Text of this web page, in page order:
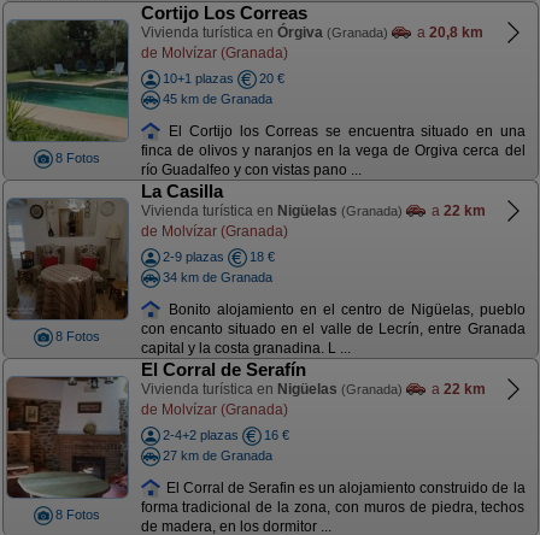
8 Fotos
Cortijo Los Correas
Vivienda turística en Órgiva (Granada) a 20,8 km
de Molvízar (Granada)
10+1 plazas
20 €
45 km de Granada
El Cortijo los Correas se encuentra situado en una
finca de olivos y naranjos en la vega de Orgiva cerca del
río Guadalfeo y con vistas pano ...
8 Fotos
La Casilla
Vivienda turística en Nigüelas (Granada) a 22 km
de Molvízar (Granada)
2-9 plazas
18 €
34 km de Granada
Bonito alojamiento en el centro de Nigüelas, pueblo
con encanto situado en el valle de Lecrín, entre Granada
capital y la costa granadina. L ...
8 Fotos
El Corral de Serafín
Vivienda turística en Nigüelas (Granada) a 22 km
de Molvízar (Granada)
2-4+2 plazas
16 €
27 km de Granada
El Corral de Serafin es un alojamiento construido de la
forma tradicional de la zona, con muros de piedra, techos
de madera, en los dormitor ...